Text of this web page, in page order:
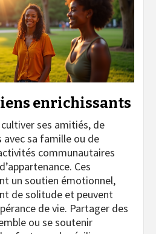
enrichissants
ses amitiés, de
sa famille ou de
communautaires
Ces
un soutien émotionnel,
de solitude et peuvent
de vie. Partager des
ou se soutenir